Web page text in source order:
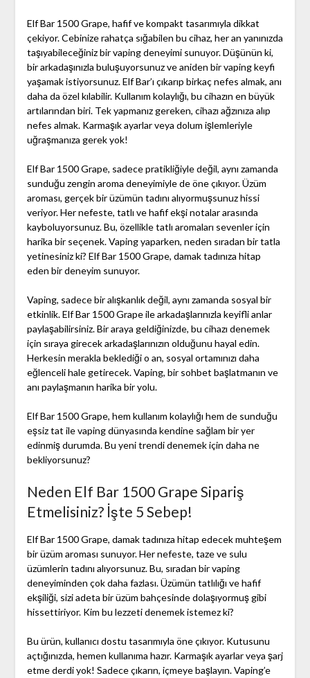
Elf Bar 1500 Grape, hafif ve kompakt tasarımıyla dikkat
çekiyor. Cebinize rahatça sığabilen bu cihaz, her an yanınızda
taşıyabileceğiniz bir vaping deneyimi sunuyor. Düşünün ki,
bir arkadaşınızla buluşuyorsunuz ve aniden bir vaping keyfi
yaşamak istiyorsunuz. Elf Bar’ı çıkarıp birkaç nefes almak, anı
daha da özel kılabilir. Kullanım kolaylığı, bu cihazın en büyük
artılarından biri. Tek yapmanız gereken, cihazı ağzınıza alıp
nefes almak. Karmaşık ayarlar veya dolum işlemleriyle
uğraşmanıza gerek yok!
Elf Bar 1500 Grape, sadece pratikliğiyle değil, aynı zamanda
sunduğu zengin aroma deneyimiyle de öne çıkıyor. Üzüm
aroması, gerçek bir üzümün tadını alıyormuşsunuz hissi
veriyor. Her nefeste, tatlı ve hafif ekşi notalar arasında
kayboluyorsunuz. Bu, özellikle tatlı aromaları sevenler için
harika bir seçenek. Vaping yaparken, neden sıradan bir tatla
yetinesiniz ki? Elf Bar 1500 Grape, damak tadınıza hitap
eden bir deneyim sunuyor.
Vaping, sadece bir alışkanlık değil, aynı zamanda sosyal bir
etkinlik. Elf Bar 1500 Grape ile arkadaşlarınızla keyifli anlar
paylaşabilirsiniz. Bir araya geldiğinizde, bu cihazı denemek
için sıraya girecek arkadaşlarınızın olduğunu hayal edin.
Herkesin merakla beklediği o an, sosyal ortamınızı daha
eğlenceli hale getirecek. Vaping, bir sohbet başlatmanın ve
anı paylaşmanın harika bir yolu.
Elf Bar 1500 Grape, hem kullanım kolaylığı hem de sunduğu
eşsiz tat ile vaping dünyasında kendine sağlam bir yer
edinmiş durumda. Bu yeni trendi denemek için daha ne
bekliyorsunuz?
Neden Elf Bar 1500 Grape Sipariş
Etmelisiniz? İşte 5 Sebep!
Elf Bar 1500 Grape, damak tadınıza hitap edecek muhteşem
bir üzüm aroması sunuyor. Her nefeste, taze ve sulu
üzümlerin tadını alıyorsunuz. Bu, sıradan bir vaping
deneyiminden çok daha fazlası. Üzümün tatlılığı ve hafif
ekşiliği, sizi adeta bir üzüm bahçesinde dolaşıyormuş gibi
hissettiriyor. Kim bu lezzeti denemek istemez ki?
Bu ürün, kullanıcı dostu tasarımıyla öne çıkıyor. Kutusunu
açtığınızda, hemen kullanıma hazır. Karmaşık ayarlar veya şarj
etme derdi yok! Sadece çıkarın, içmeye başlayın. Vaping’e